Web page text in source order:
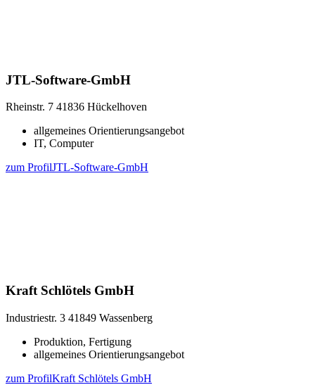
JTL-Software-GmbH
Rheinstr. 7 41836 Hückelhoven
allgemeines Orientierungsangebot
IT, Computer
zum ProfilJTL-Software-GmbH
Kraft Schlötels GmbH
Industriestr. 3 41849 Wassenberg
Produktion, Fertigung
allgemeines Orientierungsangebot
zum ProfilKraft Schlötels GmbH